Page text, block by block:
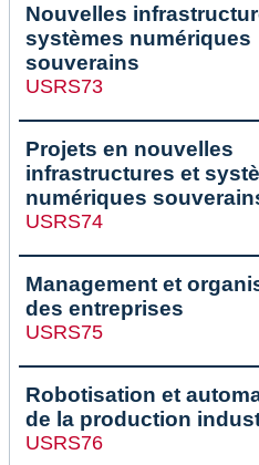
Nouvelles
systèmes numériques
souverains
USRS73
Projets en nouvelles
infrastructures et
numériques
USRS74
Management et
des entreprises
USRS75
Robotisation et
de la production
USRS76